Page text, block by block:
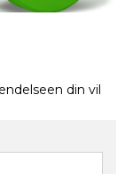
din vil